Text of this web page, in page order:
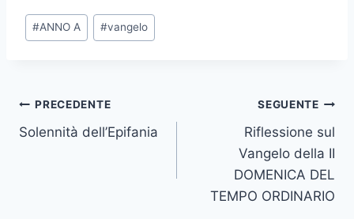
#ANNO A #vangelo
PRECEDENTE
Solennità dell’Epifania
SEGUENTE
Riflessione sul
Vangelo della II
DOMENICA DEL
TEMPO ORDINARIO